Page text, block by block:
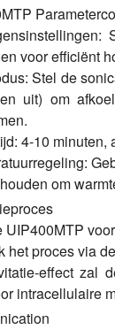
voor efficiënt
Stel de
uit) om
4-10 minuten,
om
UIP400MTP
het proces via
effect zal
intracellulaire